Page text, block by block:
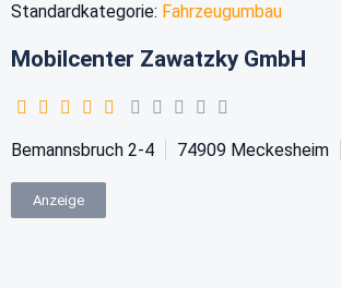
Standardkategorie: Fahrzeugumbau
Mobilcenter Zawatzky GmbH
Bemannsbruch 2-4 74909 Meckesheim
Anzeige